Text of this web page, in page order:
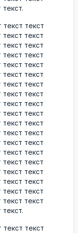
текст.
текст текст
текст текст
текст текст
текст текст
текст текст
текст текст
текст текст
текст текст
текст текст
текст текст
текст текст
текст текст
текст текст
текст текст
текст текст
текст текст
текст текст
текст текст
текст текст
текст.
текст текст